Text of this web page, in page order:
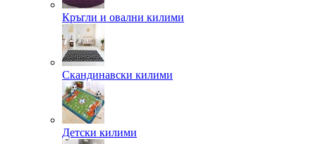
Кръгли и овални килими
Скандинавски килими
Детски килими